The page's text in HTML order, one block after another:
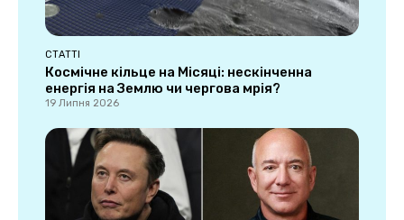
СТАТТІ
Космічне кільце на Місяці: нескінченна
енергія на Землю чи чергова мрія?
19 Липня 2026